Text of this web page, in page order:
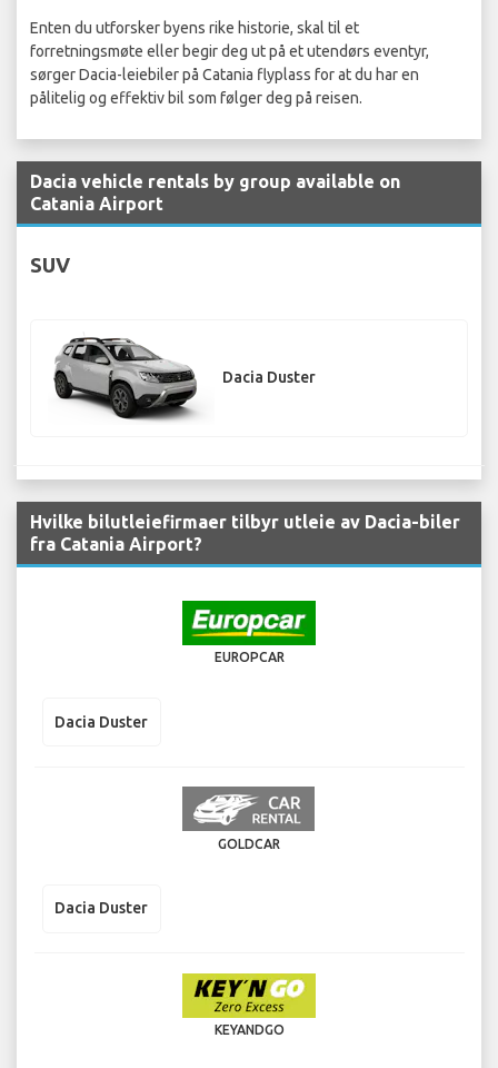
Enten du utforsker byens rike historie, skal til et
forretningsmøte eller begir deg ut på et utendørs eventyr,
sørger Dacia-leiebiler på Catania flyplass for at du har en
pålitelig og effektiv bil som følger deg på reisen.
Dacia vehicle rentals by group available on
Catania Airport
SUV
Dacia Duster
Hvilke bilutleiefirmaer tilbyr utleie av Dacia-biler
fra Catania Airport?
EUROPCAR
Dacia Duster
GOLDCAR
Dacia Duster
KEYANDGO